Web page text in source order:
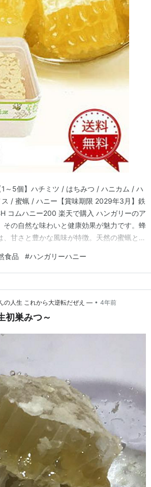
～5個】ハチミツ / はちみつ / ハニカム / ハ
/ 蜜蝋 / ハニー【賞味期限 2029年3月】鉄
コムハニー200 楽天で購入 ハンガリーのア
の自然な味わいと健康効果が魅力です。蜂
甘さと豊かな風味が特徴。天然の蜜蝋と一
したそのままの状態なので、…
食品 #ハンガリーハニー
人生 これから大逆転だぜえ ― • 4年前
初巣みつ～